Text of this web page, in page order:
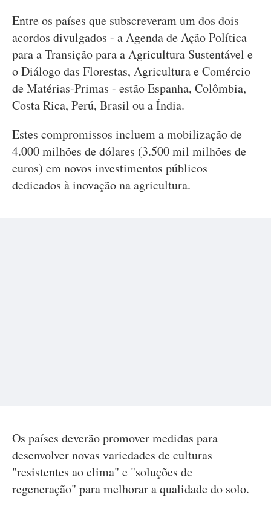
Entre os países que subscreveram um dos dois
acordos divulgados - a Agenda de Ação Política
para a Transição para a Agricultura Sustentável e
o Diálogo das Florestas, Agricultura e Comércio
de Matérias-Primas - estão Espanha, Colômbia,
Costa Rica, Perú, Brasil ou a Índia.
Estes compromissos incluem a mobilização de
4.000 milhões de dólares (3.500 mil milhões de
euros) em novos investimentos públicos
dedicados à inovação na agricultura.
Os países deverão promover medidas para
desenvolver novas variedades de culturas
"resistentes ao clima" e "soluções de
regeneração" para melhorar a qualidade do solo.